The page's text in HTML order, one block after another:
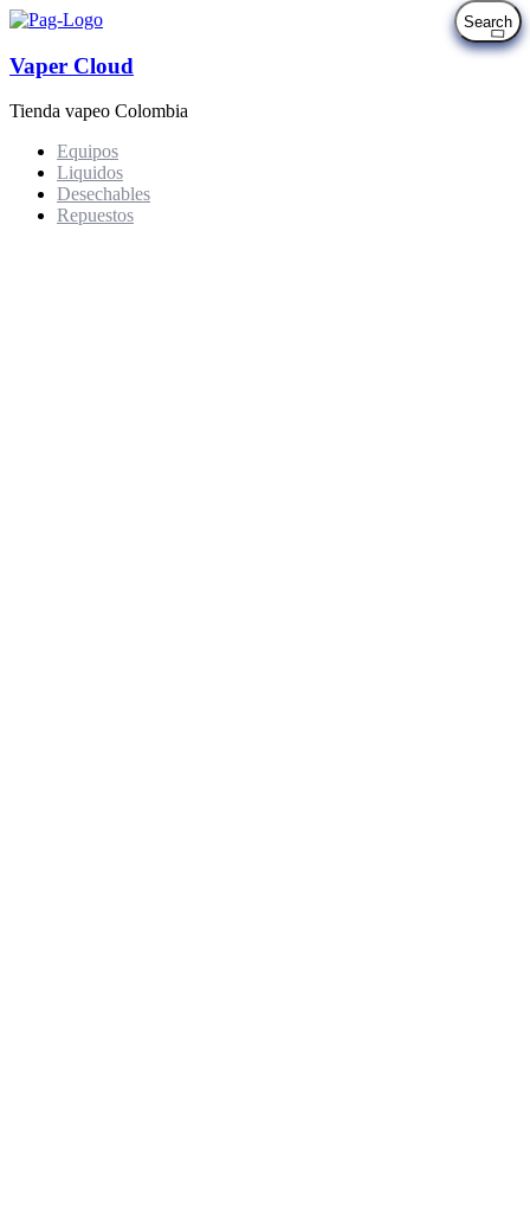
Vaper Cloud
Tienda vapeo Colombia
Equipos
Liquidos
Desechables
Repuestos